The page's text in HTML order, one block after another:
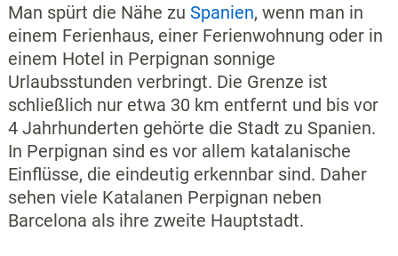
Man spürt die Nähe zu Spanien, wenn man in
einem Ferienhaus, einer Ferienwohnung oder in
einem Hotel in Perpignan sonnige
Urlaubsstunden verbringt. Die Grenze ist
schließlich nur etwa 30 km entfernt und bis vor
4 Jahrhunderten gehörte die Stadt zu Spanien.
In Perpignan sind es vor allem katalanische
Einflüsse, die eindeutig erkennbar sind. Daher
sehen viele Katalanen Perpignan neben
Barcelona als ihre zweite Hauptstadt.